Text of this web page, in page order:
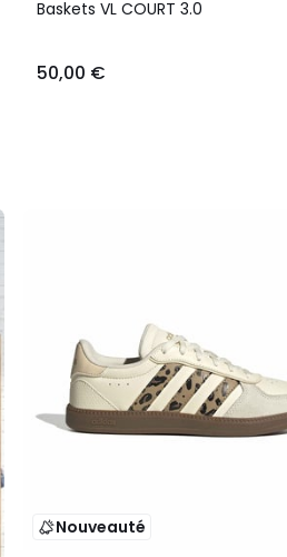
Baskets VL COURT 3.0
50,00 €
Nouveauté